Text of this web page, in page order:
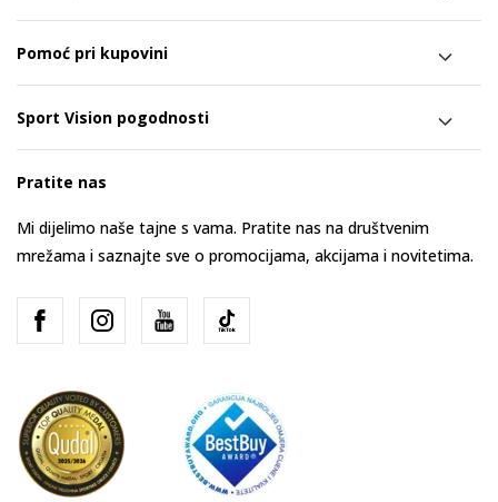
Pomoć pri kupovini
Sport Vision pogodnosti
Pratite nas
Mi dijelimo naše tajne s vama. Pratite nas na društvenim
mrežama i saznajte sve o promocijama, akcijama i novitetima.